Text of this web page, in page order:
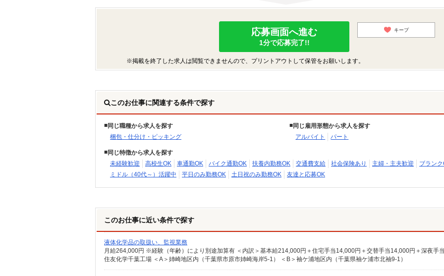
応募画面へ進む
1分で応募完了!!
キープ
※掲載を終了した求人は閲覧できませんので、プリントアウトして保管をお願いします。
このお仕事に関連する条件で探す
同じ職種から求人を探す
梱包・仕分け・ピッキング
同じ雇用形態から求人を探す
アルバイト
パート
同じ特徴から求人を探す
未経験歓迎
高校生OK 車通勤OK バイク通勤OK 扶養内勤務OK 交通費支給 社会保険あり 主婦・主夫歓迎
ブラン
ミドル（40代～）活躍中
平日のみ勤務OK 土日祝のみ勤務OK 友達と応募OK
このお仕事に近い条件で探す
液体化学品の取扱い、監視業務
住友化学千葉工場 ＜A＞姉崎地区内（千葉県市原市姉崎海岸5-1） ＜B＞袖ケ浦地区内（千葉県袖ケ浦市北袖9-1）